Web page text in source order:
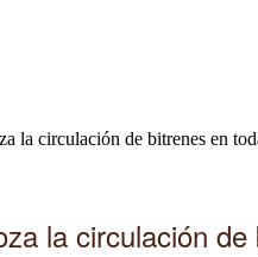
la circulación de bitrenes en
la circulación